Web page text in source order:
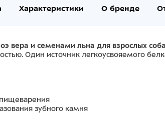
Характеристики О бренде
вера и семенами льна для взрослых
Один источник легкоусвояемого
пищеварения
зубного камня